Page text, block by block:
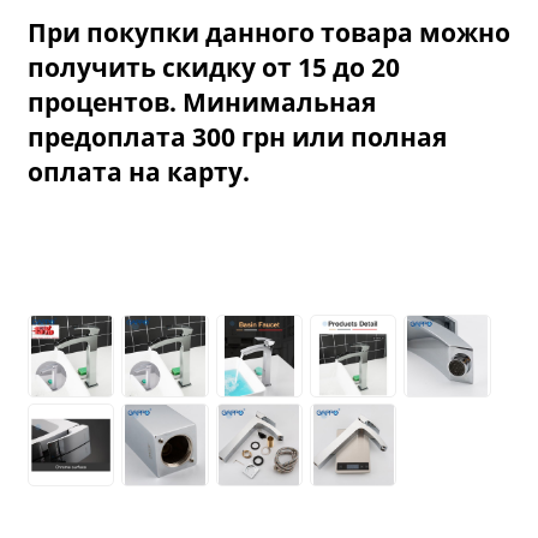
При покупки данного товара можно
получить скидку от 15 до 20
процентов. Минимальная
предоплата 300 грн или полная
оплата на карту.